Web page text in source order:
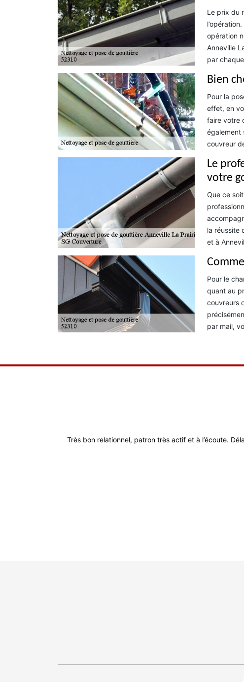
Le prix du
opération
Anneville
par
Bien
Pour la
effet, en
faire votre
également
couvreur
Le
votre
Que ce
la réussite
et à
Pour le
quant au
couvreurs
par mail,
Très bon relationnel, patron très actif et à l’écoute.